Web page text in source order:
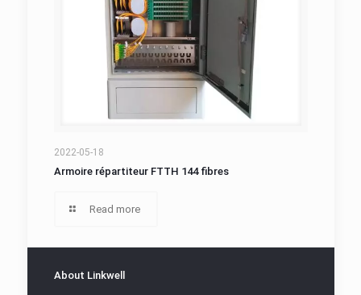
Armoire répartiteur FTTH 144 fibres
2022-05-18
Armoire répartiteur FTTH 144 fibres
Read more
About Linkwell